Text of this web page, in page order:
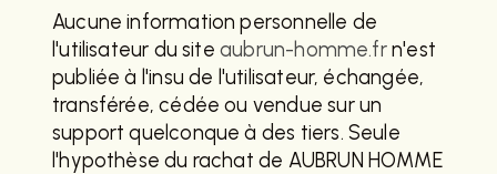
Aucune information personnelle de
l'utilisateur du siteaubrun-homme.frn'est
publiée à l'insu de l'utilisateur, échangée,
transférée, cédée ou vendue sur un
support quelconque à des tiers. Seule
l'hypothèse du rachat de AUBRUN HOMME